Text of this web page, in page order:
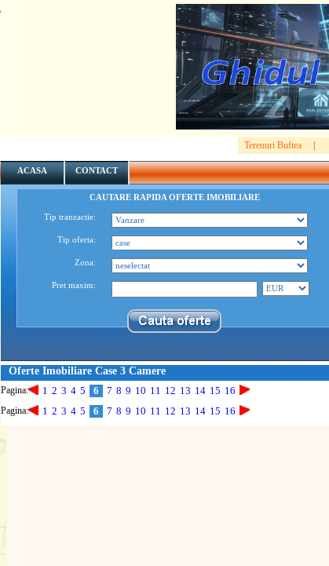
Terenuri Buftea
ACASA CONTACT
CAUTARE RAPIDA OFERTE IMOBILIARE
Tip tranzactie:
Tip oferta:
Zona:
Pret maxim:
Oferte Imobiliare Case 3 Camere
Pagina: 1 2 3 4 5 6 7 8 9 10 11 12 13 14 15 16
Pagina: 1 2 3 4 5 6 7 8 9 10 11 12 13 14 15 16